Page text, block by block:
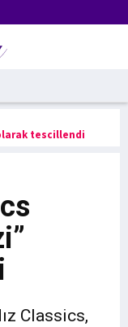
tescillendi
Classics,